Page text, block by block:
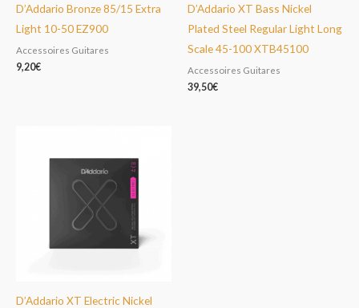
D’Addario Bronze 85/15 Extra
Light 10-50 EZ900
Accessoires Guitares
9,20€
D’Addario XT Bass Nickel
Plated Steel Regular Light Long
Scale 45-100 XTB45100
Accessoires Guitares
39,50€
D’Addario XT Electric Nickel